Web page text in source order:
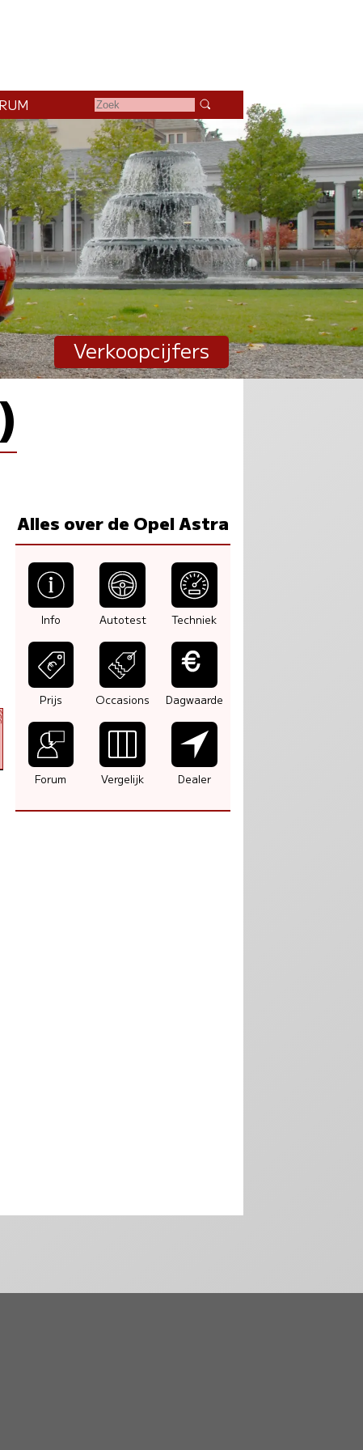
Verkoopcijfers
Alles over de Opel Astra
Info Autotest Techniek
Prijs Occasions Dagwaarde
Forum Vergelijk Dealer